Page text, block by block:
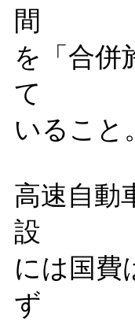
間
を「合併
て
いること
高速自動
設
には国費
ず